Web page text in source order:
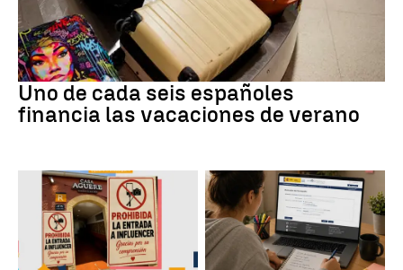
Subida precios
Uno de cada seis españoles
financia las vacaciones de verano
Redes Sociales Formación